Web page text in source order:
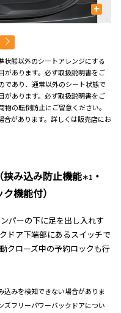
+
態以外のシートアレンジにする
があります。必ず取扱説明書をご
であり、通常以外のシート状態で
があります。必ず取扱説明書をご
の転倒防止にご留意ください。
があります。詳しくは販売店にお
み込み防止機能＊1 ・
機能付）
パーの下に足を出し入れす
ドア下端部にあるスイッチで
クローズ中の予約ロックも行
込みを検知できない場合がありま
フリーパワーバックドアについ